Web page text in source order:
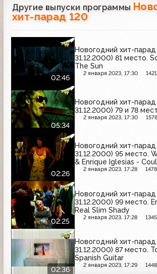
Другие выпуски программы
хит-парад 120
02:46
Новогодний хит-
31.12.2000) 81 место.
The Sun
2 января 2023, 17:30 1421
05:34
Новогодний хит-
31.12.2000) 79 и 78
2 января 2023, 17:30 1578
02:26
Новогодний хит-
31.12.2000) 95 место.
& Enrique Iglesias -
Kiss Forever
2 января 2023, 17:28 1478
02:25
Новогодний хит-
31.12.2000) 99 место.
Real Slim Shady
2 января 2023, 17:28 1345
02:36
Новогодний хит-
31.12.2000) 87 место.
Spanish Guitar
2 января 2023, 17:29 1448